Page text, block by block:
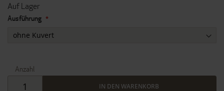
Auf Lager
Ausführung
Anzahl
IN DEN WARENKORB